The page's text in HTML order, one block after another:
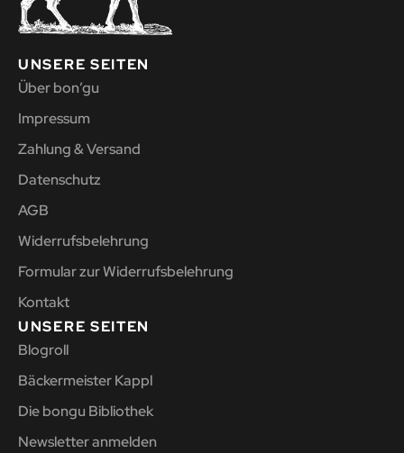
UNSERE SEITEN
Über bon’gu
Impressum
Zahlung & Versand
Datenschutz
AGB
Widerrufsbelehrung
Formular zur Widerrufsbelehrung
Kontakt
UNSERE SEITEN
Blogroll
Bäckermeister Kappl
Die bongu Bibliothek
Newsletter anmelden